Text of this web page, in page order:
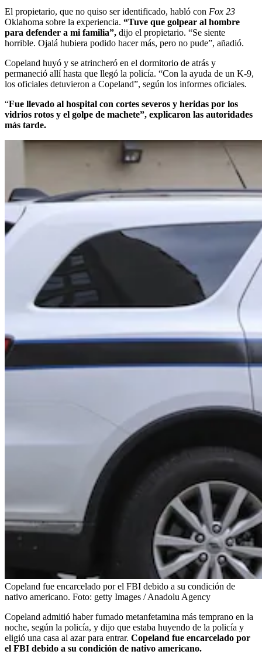
El propietario, que no quiso ser identificado, habló con Fox 23
Oklahoma sobre la experiencia. “Tuve que golpear al hombre
para defender a mi familia”, dijo el propietario. “Se siente
horrible. Ojalá hubiera podido hacer más, pero no pude”, añadió.
Copeland huyó y se atrincheró en el dormitorio de atrás y
permaneció allí hasta que llegó la policía. “Con la ayuda de un K-9,
los oficiales detuvieron a Copeland”, según los informes oficiales.
“Fue llevado al hospital con cortes severos y heridas por los
vidrios rotos y el golpe de machete”, explicaron las autoridades
más tarde.
Copeland fue encarcelado por el FBI debido a su condición de
nativo americano. Foto: getty Images / Anadolu Agency
Copeland admitió haber fumado metanfetamina más temprano en la
noche, según la policía, y dijo que estaba huyendo de la policía y
eligió una casa al azar para entrar. Copeland fue encarcelado por
el FBI debido a su condición de nativo americano.